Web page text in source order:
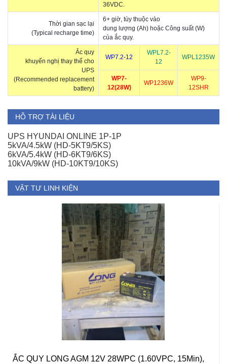
36VDC.
Thời gian sạc lại
(Typical recharge time)
6+ giờ, tùy thuộc vào
dung lượng (Ah) hoặc Công suất (W)
của ắc quy.
Ắc quy
khuyến nghị thay thế cho
UPS
(Recommended replacement
battery)
WP7.2-12
WPL7.2-
12
WPL1235W
WP7-
12(28W)
WP1236W
WP9-
12SHR
HỖ TRỢ TÀI LIỆU
UPS HYUNDAI ONLINE 1P-1P
5kVA/4.5kW (HD-5KT9/5KS)
6kVA/5.4kW (HD-6KT9/6KS)
10kVA/9kW (HD-10KT9/10KS)
VẬT TƯ LINH KIỆN
ẮC QUY LONG AGM 12V 28WPC (1.60VPC, 15Min),